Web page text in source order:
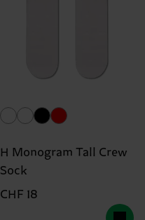
H Monogram Tall Crew
Sock
CHF 18